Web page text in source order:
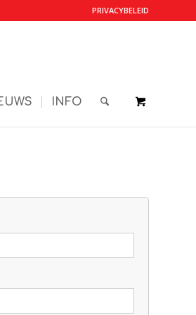
PRIVACYBELEID
INFO